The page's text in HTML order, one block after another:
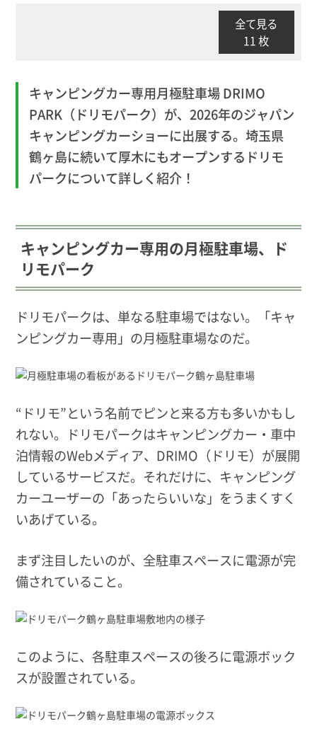
全て見る
11 枚
キャンピングカー専用月極駐車場 DRIMO
PARK（ドリモパーク）が、2026年のジャパン
キャンピングカーショーに出展する。埼玉県
鶴ヶ島に続いて厚木にもオープンするドリモ
パークについて詳しく紹介！
キャンピングカー専用の月極駐車場、ド
リモパーク
ドリモパークは、単なる駐車場ではない。「キャ
ンピングカー専用」の月極駐車場なのだ。
“ドリモ”という名前でピンと来る方も多いかもし
れない。ドリモパークはキャンピングカー・車中
泊情報のWebメディア、DRIMO（ドリモ）が展開
しているサービスだ。それだけに、キャンピング
カーユーザーの「あったらいいな」をうまくすく
いあげている。
まず注目したいのが、全駐車スペースに電源が完
備されていること。
このように、各駐車スペースの後ろに電源ボック
スが設置されている。